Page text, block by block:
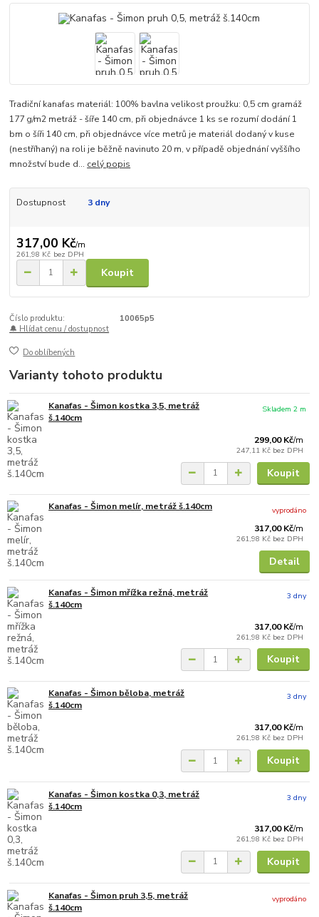
Tradiční kanafas materiál: 100% bavlna velikost proužku: 0,5 cm gramáž
177 g/m2 metráž - šíře 140 cm, při objednávce 1 ks se rozumí dodání 1
bm o šíři 140 cm, při objednávce více metrů je materiál dodaný v kuse
(nestříhaný) na roli je běžně navinuto 20 m, v případě objednání vyššího
množství bude d... celý popis
Dostupnost 3 dny
317,00 Kč/m
261,98 Kč bez DPH
Koupit
Číslo produktu:
10065p5
🔔 Hlídat cenu / dostupnost
Do oblíbených
Varianty tohoto produktu
Kanafas - Šimon kostka 3,5, metráž
š.140cm
299,00 Kč/m
247,11 Kč bez DPH
Skladem 2 m
Koupit
Kanafas - Šimon melír, metráž š.140cm
317,00 Kč/m
261,98 Kč bez DPH
vyprodáno
Detail
Kanafas - Šimon mřížka režná, metráž
š.140cm
317,00 Kč/m
261,98 Kč bez DPH
3 dny
Koupit
Kanafas - Šimon běloba, metráž
š.140cm
317,00 Kč/m
261,98 Kč bez DPH
3 dny
Koupit
Kanafas - Šimon kostka 0,3, metráž
š.140cm
317,00 Kč/m
261,98 Kč bez DPH
3 dny
Koupit
Kanafas - Šimon pruh 3,5, metráž
š.140cm
vyprodáno